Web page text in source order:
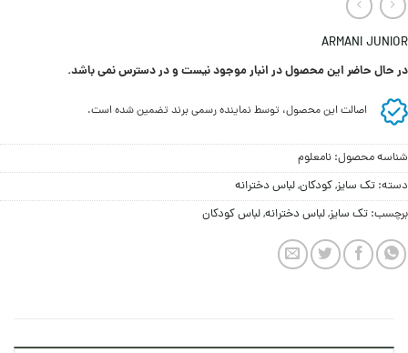
ARMANI JUNIOR
در حال حاضر این محصول در انبار موجود نیست و در دسترس نمی باشد.
اصالت این محصول، توسط نماینده رسمی برند تضمین شده است.
شناسه محصول: نامعلوم
دسته: تک سایز,کودکان,لباس دخترانه
برچسب: تک سایز,لباس دخترانه,لباس کودکان